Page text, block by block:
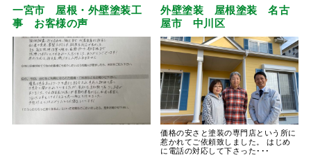
一宮市 屋根・外壁塗装工
事 お客様の声
外壁塗装 屋根塗装 名古
屋市 中川区
価格の安さと塗装の専門店という所に
惹かれてご依頼致しました。 はじめ
に電話の対応して下さった･･･